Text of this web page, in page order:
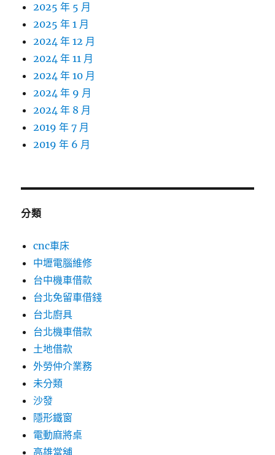
2025 年 5 月
2025 年 1 月
2024 年 12 月
2024 年 11 月
2024 年 10 月
2024 年 9 月
2024 年 8 月
2019 年 7 月
2019 年 6 月
分類
cnc車床
中壢電腦維修
台中機車借款
台北免留車借錢
台北廚具
台北機車借款
土地借款
外勞仲介業務
未分類
沙發
隱形鐵窗
電動麻將桌
高雄當舖